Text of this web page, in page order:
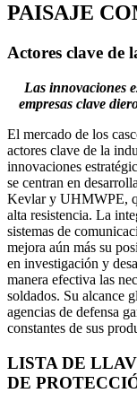
PAISAJE
Actores clave de
Las innovaciones
empresas clave
El mercado de los
actores clave de la
innovaciones
se centran en
Kevlar y UHMWPE,
alta resistencia. La
sistemas de
mejora aún más su
en investigación y
manera efectiva las
soldados. Su alcance
agencias de defensa
constantes de sus
LISTA DE
DE